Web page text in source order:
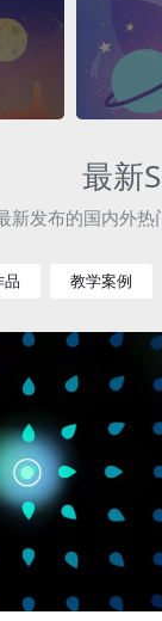
最新
新发布的国内外
品 教学案例